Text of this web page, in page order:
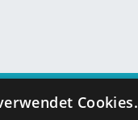
Cookies.